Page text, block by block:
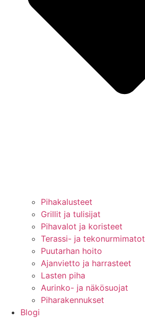
Pihakalusteet
Grillit ja tulisijat
Pihavalot ja koristeet
Terassi- ja tekonurmimatot
Puutarhan hoito
Ajanvietto ja harrasteet
Lasten piha
Aurinko- ja näkösuojat
Piharakennukset
Blogi